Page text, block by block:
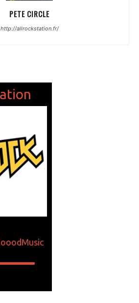
PETE CIRCLE
http://allrockstation.fr/